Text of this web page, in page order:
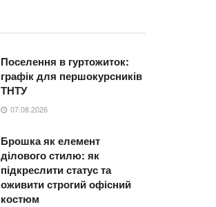
Поселення в гуртожиток:
графік для першокурсників
ТНТУ
07.08.2026
Брошка як елемент
ділового стилю: як
підкреслити статус та
оживити строгий офісний
костюм